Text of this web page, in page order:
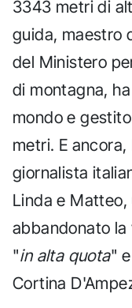
3343 metri di
guida, maestro
del Ministero
di montagna,
mondo e
metri. E
giornalista
Linda e
abbandonato
"in alta quota"
Cortina